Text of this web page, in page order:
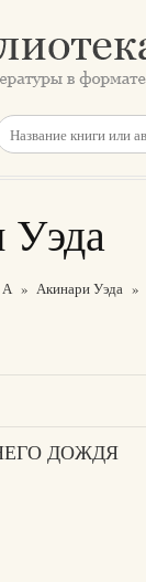
Уэда
А » Акинари Уэда »
ДОЖДЯ